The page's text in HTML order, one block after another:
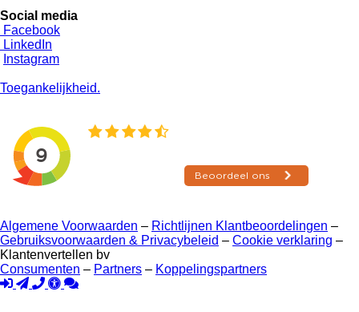
Social media
Facebook
LinkedIn
Instagram
Toegankelijkheid.
Algemene Voorwaarden – Richtlijnen Klantbeoordelingen –
Gebruiksvoorwaarden & Privacybeleid – Cookie verklaring –
Klantenvertellen bv
Consumenten – Partners – Koppelingspartners